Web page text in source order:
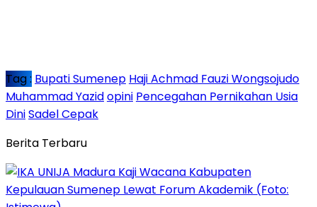
Tag : Bupati Sumenep Haji Achmad Fauzi Wongsojudo
Muhammad Yazidopini Pencegahan Pernikahan Usia
DiniSadel Cepak
Berita Terbaru